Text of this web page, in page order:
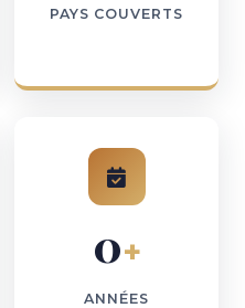
PAYS COUVERTS
0+
ANNÉES